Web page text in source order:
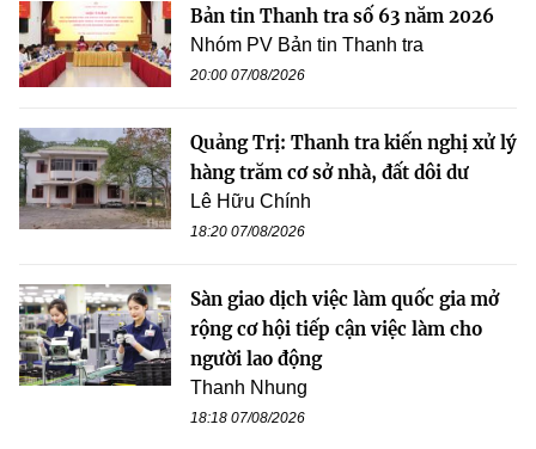
Bản tin Thanh tra số 63 năm 2026
Nhóm PV Bản tin Thanh tra
20:00 07/08/2026
Quảng Trị: Thanh tra kiến nghị xử lý
hàng trăm cơ sở nhà, đất dôi dư
Lê Hữu Chính
18:20 07/08/2026
Sàn giao dịch việc làm quốc gia mở
rộng cơ hội tiếp cận việc làm cho
người lao động
Thanh Nhung
18:18 07/08/2026